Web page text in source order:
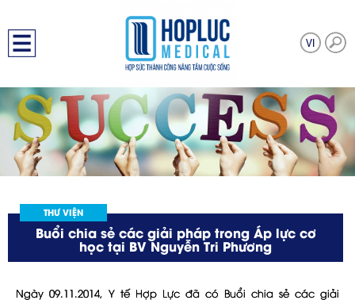
THƯ VIỆN
Buổi chia sẻ các giải pháp trong Áp lực cơ
học tại BV Nguyễn Tri Phương
Ngày 09.11.2014, Y tế Hợp Lực đã có Buổi chia sẻ các giải